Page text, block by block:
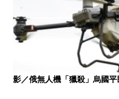
影／俄無人機「獵殺」烏國